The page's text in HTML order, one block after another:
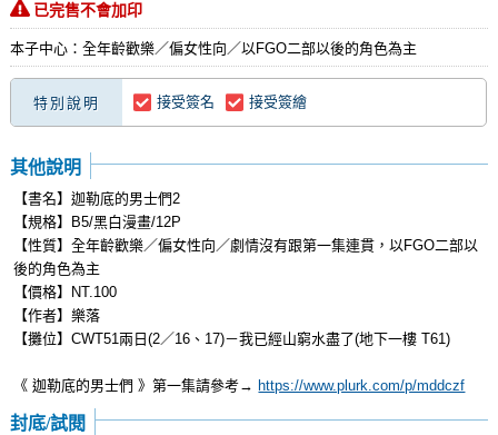
已完售不會加印
本子中心：全年齡歡樂／偏女性向／以FGO二部以後的角色為主
特別說明 接受簽名 接受簽繪
其他說明
【書名】迦勒底的男士們2
【規格】B5/黑白漫畫/12P
【性質】全年齡歡樂／偏女性向／劇情沒有跟第一集連貫，以FGO二部以
後的角色為主
【價格】NT.100
【作者】樂落
【攤位】CWT51兩日(2／16、17)－我已經山窮水盡了(地下一樓 T61)
《 迦勒底的男士們 》第一集請參考→ https://www.plurk.com/p/mddczf
封底/試閱